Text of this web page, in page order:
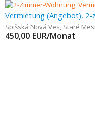
Vermietung (Angebot),
Spišská Nová Ves, Staré
450,00 EUR/Monat